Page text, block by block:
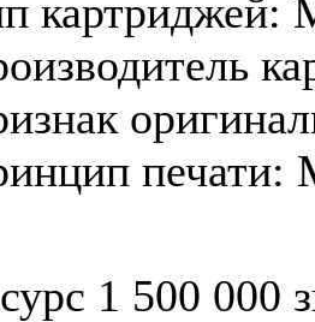
картриджей:
печати:
1 500 000